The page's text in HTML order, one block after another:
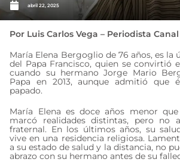
abril 22, 2025
Por Luis Carlos Vega – Periodista Canal
María Elena Bergoglio de 76 años, es la
del Papa Francisco, quien se convirtió
cuando su hermano Jorge Mario
Papa en 2013, aunque admitió que
papado.
María Elena es doce años menor
marcó realidades distintas, pero no
fraternal. En los últimos años, su
vive en una residencia religiosa.
a su estado de salud y la distancia, no
abrazo con su hermano antes de su